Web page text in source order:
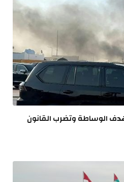
الوساطة وتضرب القانون